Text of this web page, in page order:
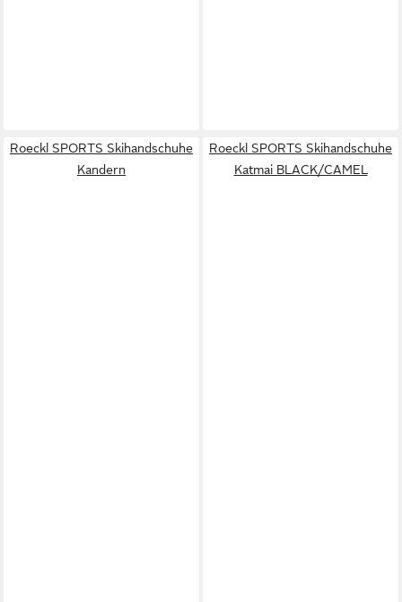
Roeckl SPORTS Skihandschuhe
Kandern
Roeckl SPORTS Skihandschuhe
Katmai BLACK/CAMEL